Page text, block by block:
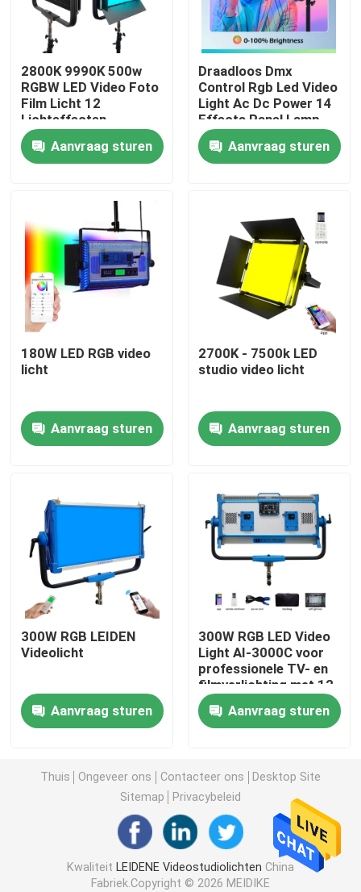
Thuis
Producten
Video's
Fabriekstocht
Kwaliteitscontrole
Neem contact met ons op
Nieuws
LEIDENE Videostudiolichten
RGB LEIDEN Videolicht
Van LEIDENE de Fotografie Studiolichten
LED Halve Maan Licht
De Lichten van de daglichtfotografie
LEIDEN Zacht Comité Licht
Het licht van de filmstudio
2800K 9990K 500w
RGBW LED Video Foto
Film Licht 12
Lichteffecten
Aanvraag sturen
Draadloos Dmx
Control Rgb Led Video
Light Ac Dc Power 14
Effects Panel Lamp
Aanvraag sturen
180W LED RGB video
licht
Aanvraag sturen
2700K - 7500k LED
studio video licht
Aanvraag sturen
300W RGB LEIDEN
Videolicht
Aanvraag sturen
300W RGB LED Video
Light AI-3000C voor
professionele TV- en
filmverlichting met 12
vooraf ingestelde
effectenAanvraag sturen
Thuis Ongeveer ons Contacteer ons
Desktop Site
Sitemap
Privacybeleid
Kwaliteit LEIDENE Videostudiolichten China
Fabriek.Copyright © 2026 MEIDIKE